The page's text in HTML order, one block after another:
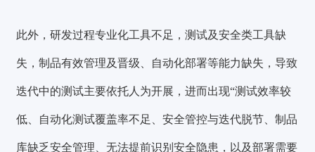
此外，研发过程专业化工具不足，测试及安全类工具缺
失，制品有效管理及晋级、自动化部署等能力缺失，导致
迭代中的测试主要依托人为开展，进而出现“测试效率较
低、自动化测试覆盖率不足、安全管控与迭代脱节、制品
库缺乏安全管理、无法提前识别安全隐患，以及部署需要